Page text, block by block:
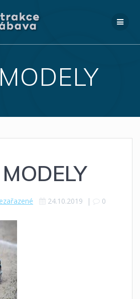
na
obsah
24.10.2019 | 0